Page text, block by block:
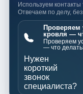
Используем
Отвечаем по делу,
Проверяем
кровля —
Проверяем
— что
Нужен
короткий
звонок
специалиста?